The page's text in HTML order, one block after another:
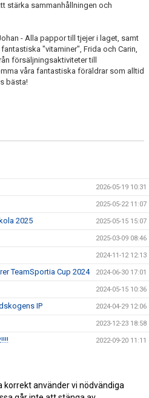
stärka sammanhållningen och
- Alla pappor till tjejer i laget, samt
"vitaminer", Frida och Carin,
försäljningsaktiviteter till
våra fantastiska föräldrar som alltid
bästa!
2026-05-19 10:31
2025-05-22 11:07
2025 2025-05-15 15:07
2025-03-09 08:46
2024-11-12 12:13
TeamSportia Cup 2024 2024-06-30 17:01
2024-05-15 10:36
IP 2024-04-29 12:06
2023-12-23 18:58
2022-09-20 11:11
korrekt använder vi nödvändiga